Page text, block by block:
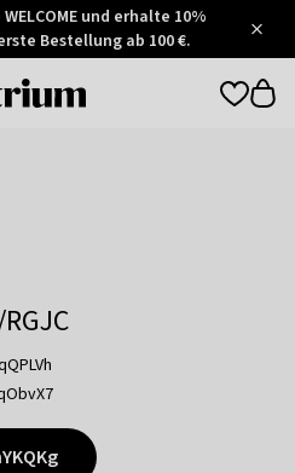
und erhalte 10%
Bestellung ab 100 €.
Otrium